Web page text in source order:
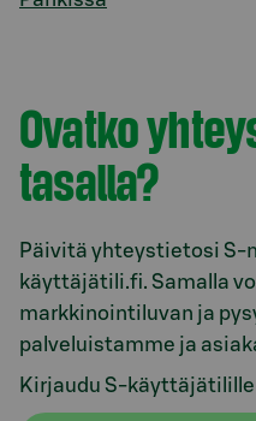
Ovatko
tasalla?
Päivitä yhteystietosi S-
käyttäjätili.fi. Samalla
markkinointiluvan ja
palveluistamme ja
Kirjaudu S-